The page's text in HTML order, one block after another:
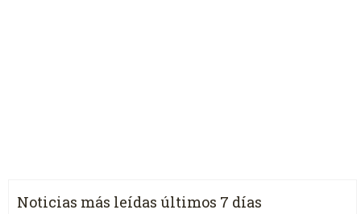
Noticias más leídas últimos 7 días